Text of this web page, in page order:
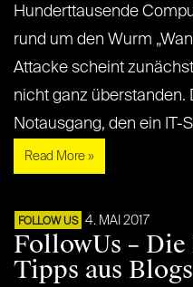
Hunderttausende
rund um den Wurm
Attacke scheint
nicht ganz überstanden.
Notausgang, den ein IT-
Read More »
FOLLOW US 4. MAI 2017
FollowUs –
Tipps aus